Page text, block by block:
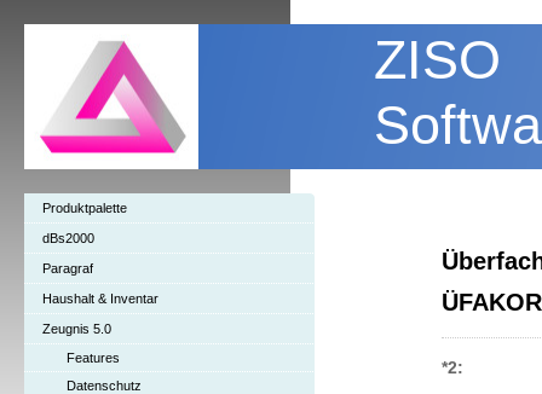
ZISO
*2:
Produktpalette
dBs2000
Paragraf
Haushalt & Inventar
Zeugnis 5.0
Features
Datenschutz